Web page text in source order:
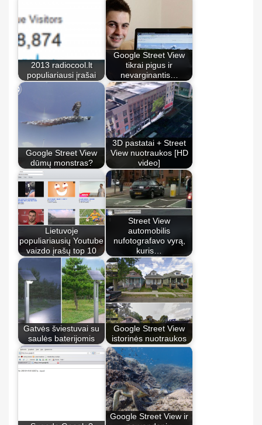
2013 radiocool.lt
populiariausi įrašai
Google Street View
tikrai pigus ir
nevarginantis…
Google Street View
dūmų monstras?
3D pastatai + Street
View nuotraukos [HD
video]
Lietuvoje
populiariausių Youtube
vaizdo įrašų top 10
Street View
automobilis
nufotografavo vyrą,
kuris…
Gatvės šviestuvai su
saulės baterijomis
Google Street View
istorinės nuotraukos
Google Street View ir